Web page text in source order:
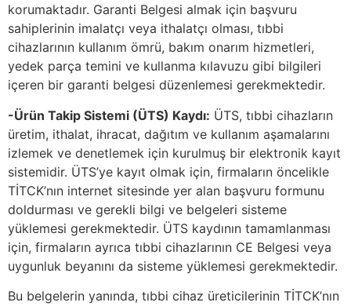
korumaktadır. Garanti Belgesi almak için başvuru
sahiplerinin imalatçı veya ithalatçı olması, tıbbi
cihazlarının kullanım ömrü, bakım onarım hizmetleri,
yedek parça temini ve kullanma kılavuzu gibi bilgileri
içeren bir garanti belgesi düzenlemesi gerekmektedir.
-Ürün Takip Sistemi (ÜTS) Kaydı: ÜTS, tıbbi cihazların
üretim, ithalat, ihracat, dağıtım ve kullanım aşamalarını
izlemek ve denetlemek için kurulmuş bir elektronik kayıt
sistemidir. ÜTS’ye kayıt olmak için, firmaların öncelikle
TİTCK’nın internet sitesinde yer alan başvuru formunu
doldurması ve gerekli bilgi ve belgeleri sisteme
yüklemesi gerekmektedir. ÜTS kaydının tamamlanması
için, firmaların ayrıca tıbbi cihazlarının CE Belgesi veya
uygunluk beyanını da sisteme yüklemesi gerekmektedir.
Bu belgelerin yanında, tıbbi cihaz üreticilerinin TİTCK’nın